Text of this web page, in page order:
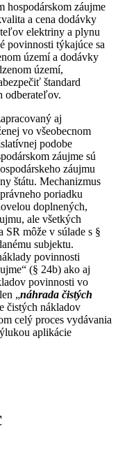
hospodárskom záujme
a cena dodávky
elektriny a plynu
povinnosti týkajúce sa
území a dodávky
území,
štandard
odberateľov.
aj
vo všeobecnom
podobe
záujme sú
záujmu
štátu. Mechanizmus
poriadku
doplnených,
ale všetkých
SR môže v súlade s §
subjektu.
povinnosti
(§ 24b) ako aj
povinnosti vo
„náhrada čistých
čistých nákladov
celý proces vydávania
aplikácie